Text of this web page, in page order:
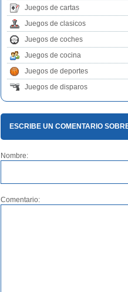
Juegos de cartas
Juegos de clasicos
Juegos de coches
Juegos de cocina
Juegos de deportes
Juegos de disparos
ESCRIBE UN COMENTARIO
Nombre:
Comentario: